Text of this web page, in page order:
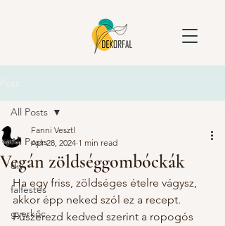
All Posts
diy
falfestés
gyerkőc
All Posts
Vegán zöldséggombóckák
Fanni Vesztl
Apr 28, 2024 1 min read
Ha egy friss, zöldséges ételre vágysz,
akkor épp neked szól ez a recept.
Fűszerezd kedved szerint a ropogós